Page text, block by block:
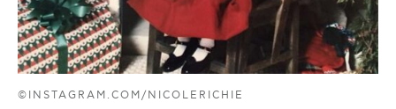
©INSTAGRAM.COM/NICOLERICHIE